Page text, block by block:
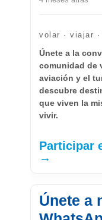
volar · viajar
Únete a la
comunidad de
aviación y el
descubre
que viven la
vivir.
Participar
→
Únete a